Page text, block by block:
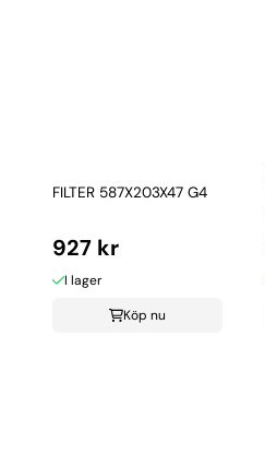
FILTER 587X203X47 G4
927 kr
I lager
Köp nu